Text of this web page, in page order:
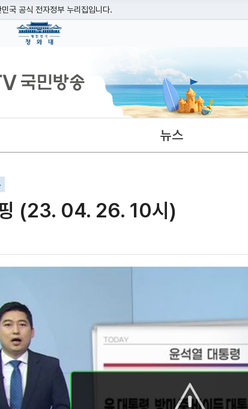
국 공식 전자정부 누리집입니다.
확인하기
등 다른 도메인 주소를 사용하고 있다면 아래 URL에서 도메인 주소를 확
집보기
뉴스
(23. 04. 26. 10시)